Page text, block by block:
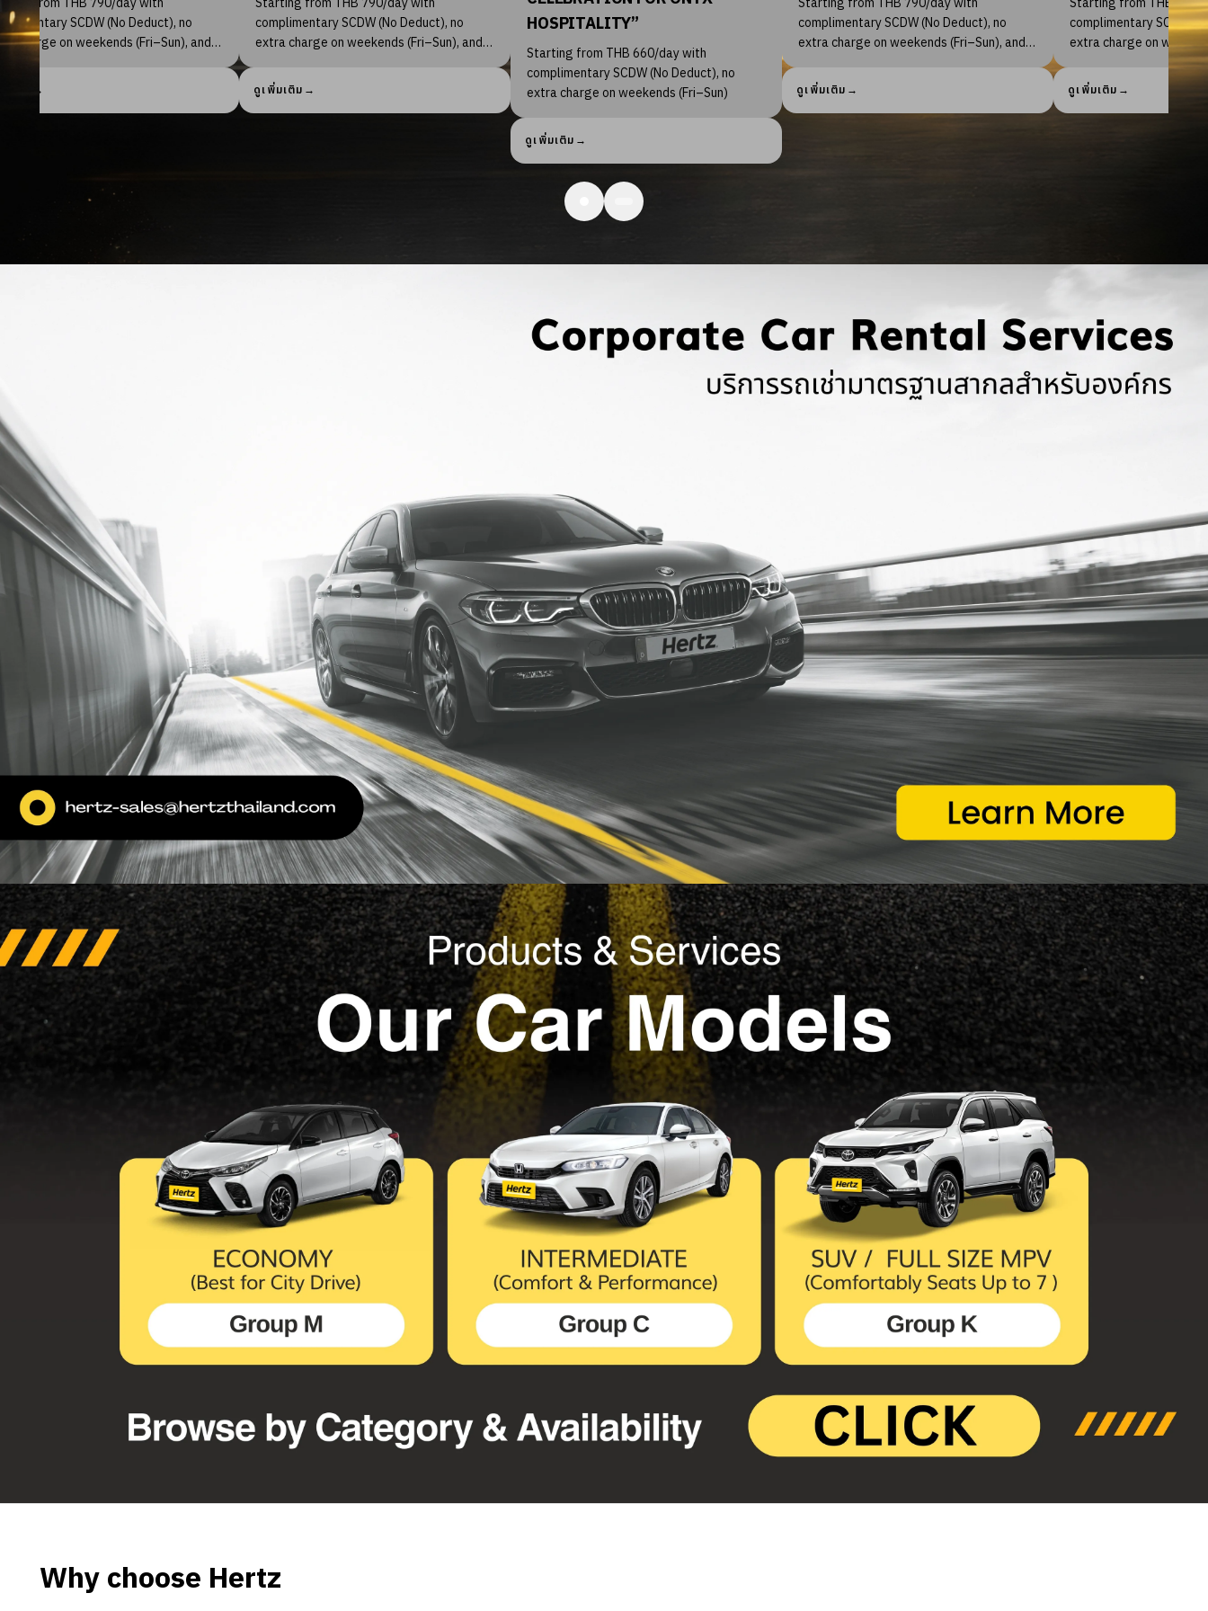
SCDW (No Deduct), no
on weekends (Fri–Sun), and
hours late return.
HOSPITALITY”
Starting from THB 660/day with
complimentary SCDW (No Deduct), no
extra charge on weekends (Fri–Sun)
complimentary SCDW (No Deduct), no
extra charge on weekends (Fri–Sun), and
up to 4 hours late return.
ดูเพิ่มเติม →
complimentary SCDW (No Deduct), no
extra charge on weekends (Fri–Sun), and
up to 4 hours late return.
ดูเพิ่มเติม→
Starting from THB 790/
complimentary SCDW (No
extra charge on weekends
up to 4 hours late return.
ดูเพิ่มเติม→
Why choose Hertz